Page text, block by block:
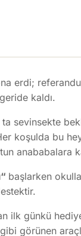
erdi;
kaldı.
ta sevinsekte
koşulda bu
anababalara
başlarken
ilk günkü
görünen